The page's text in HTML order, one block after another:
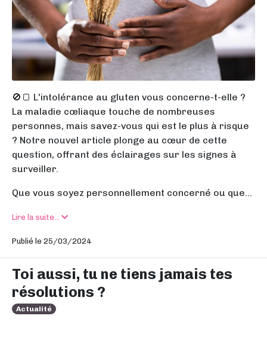
🚫🍞 L'intolérance au gluten vous concerne-t-elle ?
La maladie cœliaque touche de nombreuses
personnes, mais savez-vous qui est le plus à risque
? Notre nouvel article plonge au cœur de cette
question, offrant des éclairages sur les signes à
surveiller.
Que vous soyez personnellement concerné ou que...
Lire la suite...
Publié le 25/03/2024
Toi aussi, tu ne tiens jamais tes
résolutions ?
Actualité